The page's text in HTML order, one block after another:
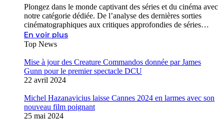
Plongez dans le monde captivant des séries et du cinéma avec
notre catégorie dédiée. De l’analyse des dernières sorties
cinématographiques aux critiques approfondies de séries…
En voir plus
Top News
Mise à jour des Creature Commandos donnée par James
Gunn pour le premier spectacle DCU
22 avril 2024
Michel Hazanavicius laisse Cannes 2024 en larmes avec son
nouveau film poignant
25 mai 2024